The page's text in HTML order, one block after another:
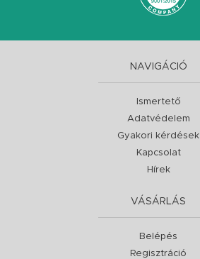
NAVIGÁCIÓ
Ismertető
Adatvédelem
Gyakori kérdések
Kapcsolat
Hírek
VÁSÁRLÁS
Belépés
Regisztráció